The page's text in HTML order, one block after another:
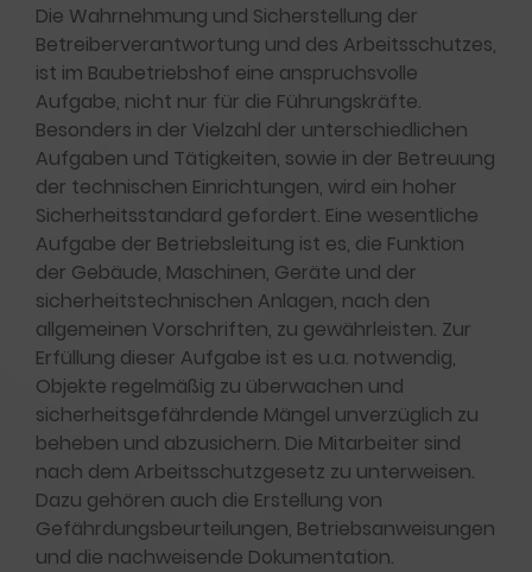
Die Wahrnehmung und Sicherstellung der
Betreiberverantwortung und des Arbeitsschutzes,
ist im Baubetriebshof eine anspruchsvolle
Aufgabe, nicht nur für die Führungskräfte.
Besonders in der Vielzahl der unterschiedlichen
Aufgaben und Tätigkeiten, sowie in der Betreuung
der technischen Einrichtungen, wird ein hoher
Sicherheitsstandard gefordert. Eine wesentliche
Aufgabe der Betriebsleitung ist es, die Funktion
der Gebäude, Maschinen, Geräte und der
sicherheitstechnischen Anlagen, nach den
allgemeinen Vorschriften, zu gewährleisten. Zur
Erfüllung dieser Aufgabe ist es u.a. notwendig,
Objekte regelmäßig zu überwachen und
sicherheitsgefährdende Mängel unverzüglich zu
beheben und abzusichern. Die Mitarbeiter sind
nach dem Arbeitsschutzgesetz zu unterweisen.
Dazu gehören auch die Erstellung von
Gefährdungsbeurteilungen, Betriebsanweisungen
und die nachweisende Dokumentation.